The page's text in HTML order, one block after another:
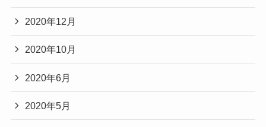
2020年12月
2020年10月
2020年6月
2020年5月